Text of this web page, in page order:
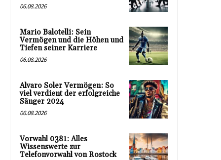
06.08.2026
Mario Balotelli: Sein
Vermögen und die Höhen und
Tiefen seiner Karriere
06.08.2026
Alvaro Soler Vermögen: So
viel verdient der erfolgreiche
Sänger 2024
06.08.2026
Vorwahl 0381: Alles
Wissenswerte zur
Telefonvorwahl von Rostock